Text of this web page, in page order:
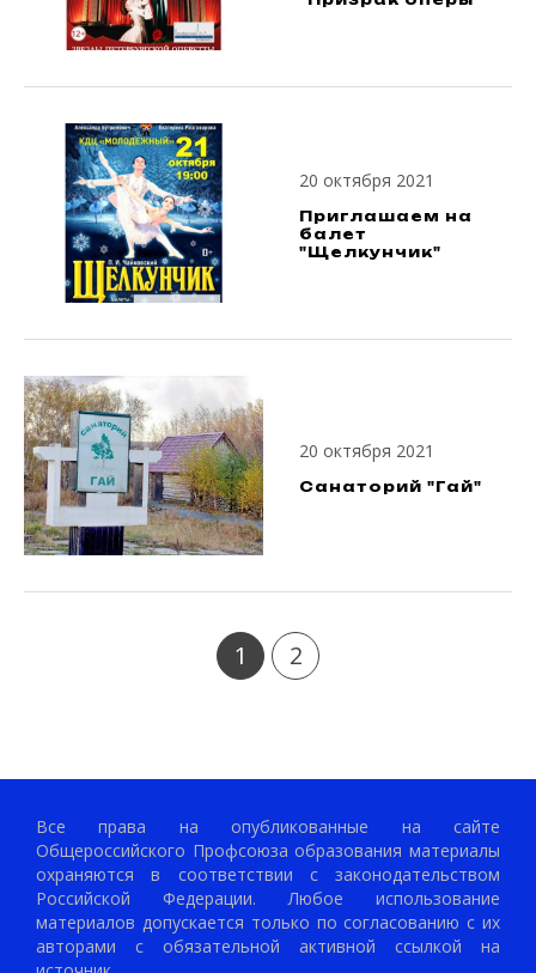
20 октября 2021
Приглашаем на
балет
"Щелкунчик"
20 октября 2021
Санаторий "Гай"
1 2
Все права на опубликованные на сайте
Общероссийского Профсоюза образования материалы
охраняются в соответствии с законодательством
Российской Федерации. Любое использование
материалов допускается только по согласованию с их
авторами с обязательной активной ссылкой на